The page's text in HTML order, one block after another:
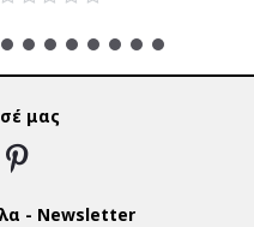
μας
- Newsletter